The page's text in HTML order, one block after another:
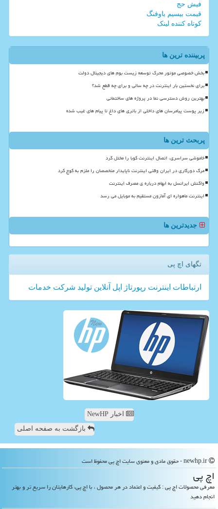
فیش حج
قیمت بیسیم باوفنگ
کوتاه کننده لینک
پربیننده ترین ها
بخش خصوصی موتور محرک توسعه زیست بوم های دیجیتال دولت
برای نخستین بار اینترنت در چه سالی و برای چه قطع شد؟
بهترین روش دسترسی نما در پروژه های ساختمانی
زیر پوست پیامرسان های داخلی از باتری های داغ تا پیام های غیب شده
پربحث ترین ها
خاموشی سراسری، اتصال اینترنت کوبا را مختل کرد
مرگ دورکاری در ایران وقتی اینترنت ناپایدار متخصصان را ملزم به کوچ کرد
واکنش ایرانسل به ابهام درباره ی مصرف اینترنت
اینترنت ماهواره ای آمازون مستقیم به موبایل می رسد
جدیدترین ها
تگهای اچ پی
ارتباطات اینترنت رپورتاژ اپل آنلاین تولید شركت خدمات
اخبار NewHP
بازگشت به صفحه اصلی
اچ پی
معرفی محصولات اچ پی : کیفیت و اعتماد در هر محصول ، با اچ پی، کارهایتان را سریع تر و بهتر
انجام دهید